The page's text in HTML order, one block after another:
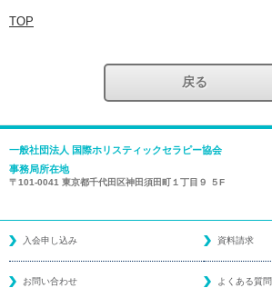
TOP
戻る
一般社団法人 国際ホリスティックセラピー協会
事務局所在地
〒101-0041 東京都千代田区神田須田町１丁目９ ５F
入会申し込み 資料請求
お問い合わせ よくある質問